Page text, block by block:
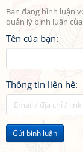
Bạn đang bình luận
quản lý bình luận
Tên của bạn:
Thông tin liên hệ:
Gửi bình luận